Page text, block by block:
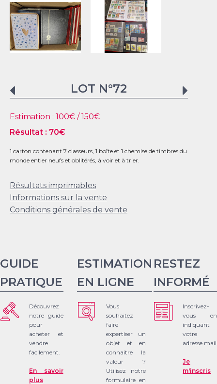
LOT N°72
Estimation : 100€ /150€
Résultat : 70€
1 carton contenant 7 classeurs, 1 boîte et 1 chemise de timbres du
monde entier neufs et oblitérés, à voir et à trier.
Résultats imprimables
Informations sur la vente
Conditions générales de vente
GUIDE
PRATIQUE
Découvrez
notre guide
pour
acheter et
vendre
facilement.
En savoir
plus
ESTIMATION
EN LIGNE
Vous
souhaitez
faire
expertiser un
objet et en
connaitre la
valeur ?
Utilisez notre
formulaire en
RESTEZ
INFORMÉ
Inscrivez-
vous en
indiquant
votre
adresse mail
Je
m'inscris